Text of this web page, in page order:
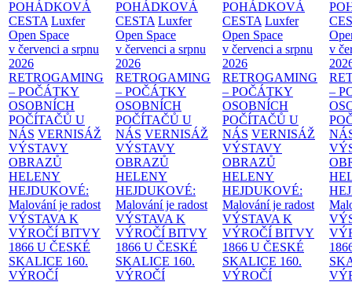
POHÁDKOVÁ
CESTA Luxfer
Open Space
v červenci a srpnu
2026
RETROGAMING
– POČÁTKY
OSOBNÍCH
POČÍTAČŮ U
NÁS VERNISÁŽ
VÝSTAVY
OBRAZŮ
HELENY
HEJDUKOVÉ:
Malování je radost
VÝSTAVA K
VÝROČÍ BITVY
1866 U ČESKÉ
SKALICE 160.
VÝROČÍ
POHÁDKOVÁ
CESTA Luxfer
Open Space
v červenci a srpnu
2026
RETROGAMING
– POČÁTKY
OSOBNÍCH
POČÍTAČŮ U
NÁS VERNISÁŽ
VÝSTAVY
OBRAZŮ
HELENY
HEJDUKOVÉ:
Malování je radost
VÝSTAVA K
VÝROČÍ BITVY
1866 U ČESKÉ
SKALICE 160.
VÝROČÍ
POHÁDKOVÁ
CESTA Luxfer
Open Space
v červenci a srpnu
2026
RETROGAMING
– POČÁTKY
OSOBNÍCH
POČÍTAČŮ U
NÁS VERNISÁŽ
VÝSTAVY
OBRAZŮ
HELENY
HEJDUKOVÉ:
Malování je radost
VÝSTAVA K
VÝROČÍ BITVY
1866 U ČESKÉ
SKALICE 160.
VÝROČÍ
v
–